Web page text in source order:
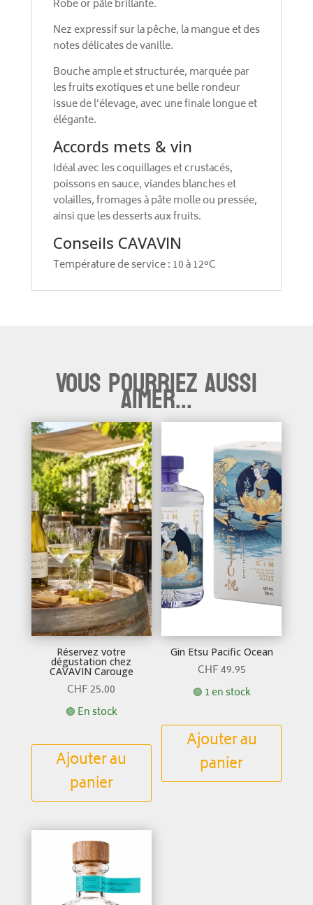
Robe or pâle brillante.
Nez expressif sur la pêche, la mangue et des
notes délicates de vanille.
Bouche ample et structurée, marquée par
les fruits exotiques et une belle rondeur
issue de l’élevage, avec une finale longue et
élégante.
Accords mets & vin
Idéal avec les coquillages et crustacés,
poissons en sauce, viandes blanches et
volailles, fromages à pâte molle ou pressée,
ainsi que les desserts aux fruits.
Conseils CAVAVIN
Température de service : 10 à 12°C
Vous pourriez aussi
aimer...
Réservez votre
dégustation chez
CAVAVIN Carouge
CHF25.00
🟢 En stock
Ajouter au
panier
Gin Etsu Pacific Ocean
CHF49.95
🟢 1 en stock
Ajouter au
panier